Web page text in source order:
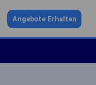
Angebote Erhalten